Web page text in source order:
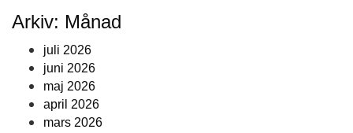
Arkiv: Månad
juli 2026
juni 2026
maj 2026
april 2026
mars 2026